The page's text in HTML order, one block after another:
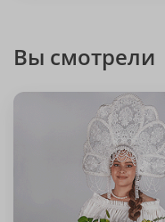
Вы смотрели